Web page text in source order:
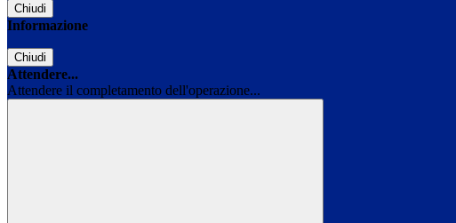
Chiudi
Informazione
Chiudi
Attendere...
Attendere il completamento dell'operazione...